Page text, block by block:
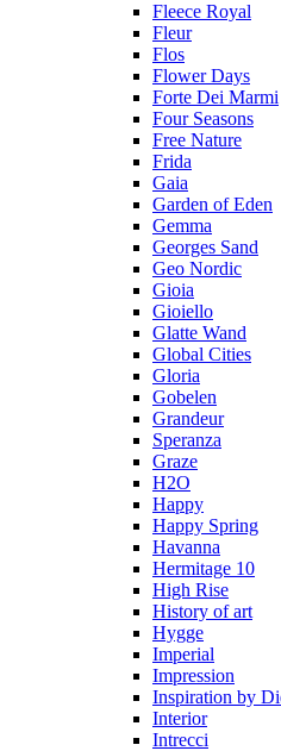
Fleece Royal
Fleur
Flos
Flower Days
Forte Dei Marmi
Four Seasons
Free Nature
Frida
Gaia
Garden of Eden
Gemma
Georges Sand
Geo Nordic
Gioia
Gioiello
Glatte Wand
Global Cities
Gloria
Gobelen
Grandeur
Speranza
Graze
H2O
Happy
Happy Spring
Havanna
Hermitage 10
High Rise
History of art
Hygge
Imperial
Impression
Inspiration by
Interior
Intrecci